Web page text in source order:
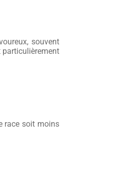
souvent
particulièrement
race soit moins